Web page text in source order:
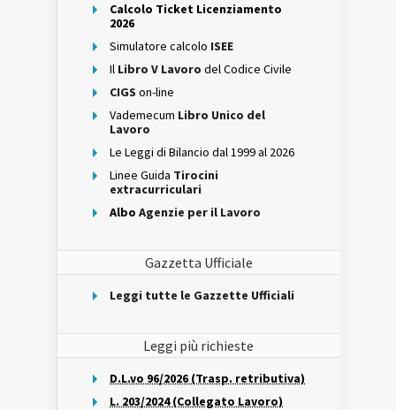
Calcolo Ticket Licenziamento
2026
Simulatore calcolo ISEE
Il Libro V Lavoro del Codice Civile
CIGS on-line
Vademecum Libro Unico del
Lavoro
Le Leggi di Bilancio dal 1999 al 2026
Linee Guida Tirocini
extracurriculari
Albo Agenzie per il Lavoro
Gazzetta Ufficiale
Leggi tutte le Gazzette Ufficiali
Leggi più richieste
D.L.vo 96/2026 (Trasp. retributiva)
L. 203/2024 (Collegato Lavoro)